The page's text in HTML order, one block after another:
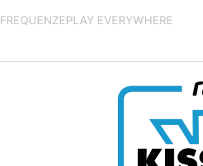
FREQUENZEPLAY EVERYWHERE